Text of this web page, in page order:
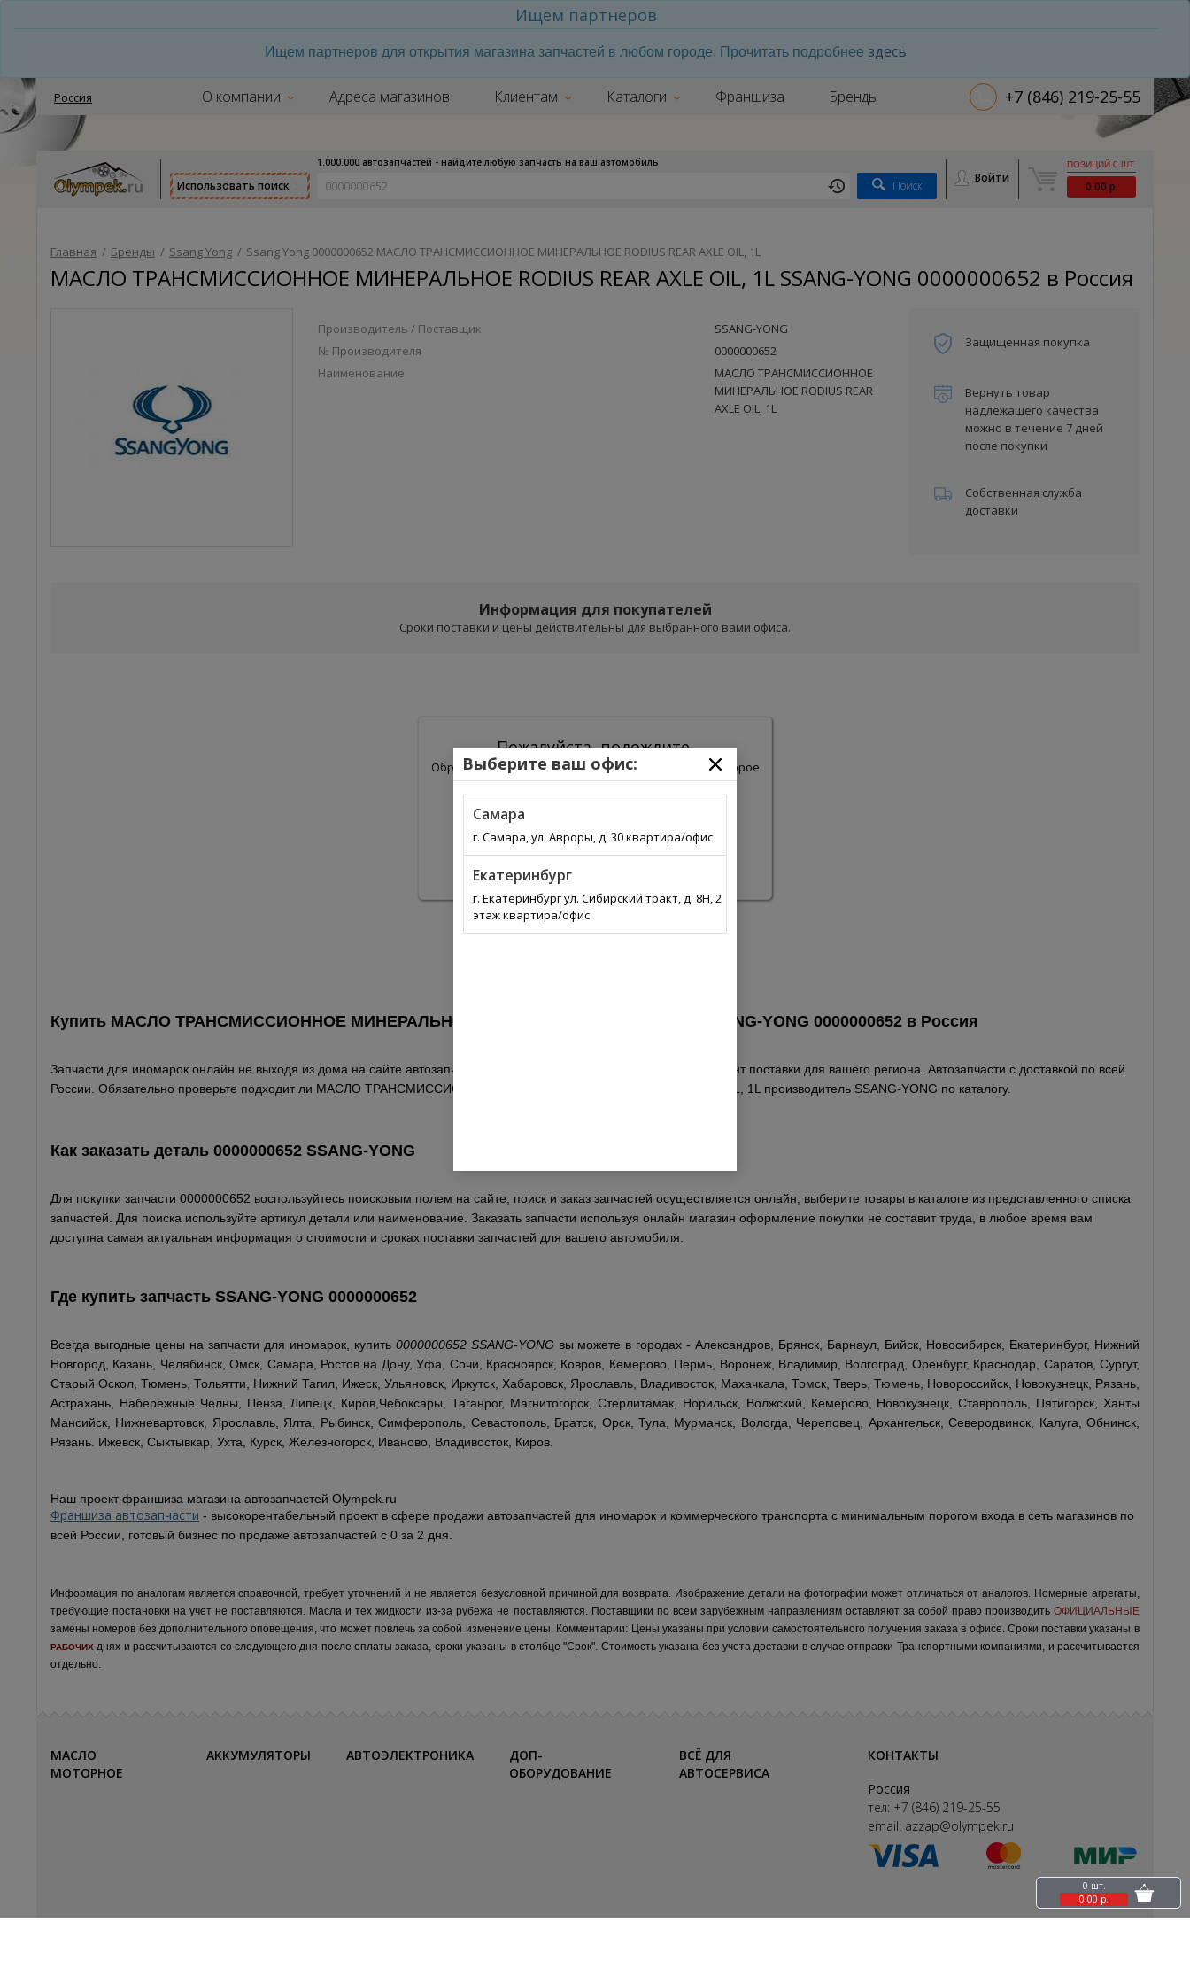
Ищем партнеров
Ищем партнеров для открытия магазина запчастей в любом городе. Прочитать подробнее здесь
Россия О компании Адреса магазинов Клиентам Каталоги Франшиза Бренды +7 (846) 219-25-55
Использовать поиск
1.000.000 автозапчастей - найдите любую запчасть на ваш автомобиль
Поиск
Войти
ПОЗИЦИЙ 0 ШТ.
0.00 р.
Главная / Бренды / Ssang Yong / Ssang Yong 0000000652 МАСЛО ТРАНСМИССИОННОЕ МИНЕРАЛЬНОЕ RODIUS REAR AXLE OIL, 1L
МАСЛО ТРАНСМИССИОННОЕ МИНЕРАЛЬНОЕ RODIUS REAR AXLE OIL, 1L SSANG-YONG 0000000652 в Россия
Производитель / Поставщик
SSANG-YONG
№ Производителя
0000000652
Наименование
МАСЛО ТРАНСМИССИОННОЕ
МИНЕРАЛЬНОЕ RODIUS REAR
AXLE OIL, 1L
Защищенная покупка
Вернуть товар
надлежащего качества
можно в течение 7 дней
после покупки
Собственная служба
доставки
Информация для покупателей
Сроки поставки и цены действительны для выбранного вами офиса.
Пожалуйста, подождите.
Обработка результатов поиска может занять некоторое
время.
Купить МАСЛО ТРАНСМИССИОННОЕ МИНЕРАЛЬНОЕ RODIUS REAR AXLE OIL, 1L SSANG-YONG 0000000652 в Россия
Запчасти для иномарок онлайн не выходя из дома на сайте автозапчастей. Выберите из списка оптимальный вариант поставки для вашего региона. Автозапчасти с доставкой по всей
России. Обязательно проверьте подходит ли МАСЛО ТРАНСМИССИОННОЕ МИНЕРАЛЬНОЕ RODIUS REAR AXLE OIL, 1L производитель SSANG-YONG по каталогу.
Как заказать деталь 0000000652 SSANG-YONG
Для покупки запчасти 0000000652 воспользуйтесь поисковым полем на сайте, поиск и заказ запчастей осуществляется онлайн, выберите товары в каталоге из представленного списка
запчастей. Для поиска используйте артикул детали или наименование. Заказать запчасти используя онлайн магазин оформление покупки не составит труда, в любое время вам
доступна самая актуальная информация о стоимости и сроках поставки запчастей для вашего автомобиля.
Где купить запчасть SSANG-YONG 0000000652
Всегда выгодные цены на запчасти для иномарок, купить 0000000652 SSANG-YONG вы можете в городах - Александров, Брянск, Барнаул, Бийск, Новосибирск, Екатеринбург, Нижний
Новгород, Казань, Челябинск, Омск, Самара, Ростов на Дону, Уфа, Сочи, Красноярск, Ковров, Кемерово, Пермь, Воронеж, Владимир, Волгоград, Оренбург, Краснодар, Саратов, Сургут,
Старый Оскол, Тюмень, Тольятти, Нижний Тагил, Ижеск, Ульяновск, Иркутск, Хабаровск, Ярославль, Владивосток, Махачкала, Томск, Тверь, Тюмень, Новороссийск, Новокузнецк, Рязань,
Астрахань, Набережные Челны, Пенза, Липецк, Киров,Чебоксары, Таганрог, Магнитогорск, Стерлитамак, Норильск, Волжский, Кемерово, Новокузнецк, Ставрополь, Пятигорск, Ханты
Мансийск, Нижневартовск, Ярославль, Ялта, Рыбинск, Симферополь, Севастополь, Братск, Орск, Тула, Мурманск, Вологда, Череповец, Архангельск, Северодвинск, Калуга, Обнинск,
Рязань. Ижевск, Сыктывкар, Ухта, Курск, Железногорск, Иваново, Владивосток, Киров.
Наш проект франшиза магазина автозапчастей Olympek.ru
Франшиза автозапчасти - высокорентабельный проект в сфере продажи автозапчастей для иномарок и коммерческого транспорта с минимальным порогом входа в сеть магазинов по
всей России, готовый бизнес по продаже автозапчастей с 0 за 2 дня.
Информация по аналогам является справочной, требует уточнений и не является безусловной причиной для возврата. Изображение детали на фотографии может отличаться от аналогов. Номерные агрегаты,
требующие постановки на учет не поставляются. Масла и тех жидкости из-за рубежа не поставляются. Поставщики по всем зарубежным направлениям оставляют за собой право производитьОФИЦИАЛЬНЫЕ
замены номеров без дополнительного оповещения, что может повлечь за собой изменение цены. Комментарии: Цены указаны при условии самостоятельного получения заказа в офисе. Сроки поставки указаны в
РАБОЧИХ днях и рассчитываются со следующего дня после оплаты заказа, сроки указаны в столбце "Срок". Стоимость указана без учета доставки в случае отправки Транспортными компаниями, и рассчитывается
отдельно.
МАСЛО
МОТОРНОЕ
АККУМУЛЯТОРЫ АВТОЭЛЕКТРОНИКА
ДОП-
ОБОРУДОВАНИЕ
ВСЁ ДЛЯ
АВТОСЕРВИСА
КОНТАКТЫ
Россия
тел: +7 (846) 219-25-55
email: azzap@olympek.ru
Выберите ваш офис:
Самара
г. Самара, ул. Авроры, д. 30 квартира/офис
Екатеринбург
г. Екатеринбург ул. Сибирский тракт, д. 8Н, 2
этаж квартира/офис
0 шт.
0.00 р.